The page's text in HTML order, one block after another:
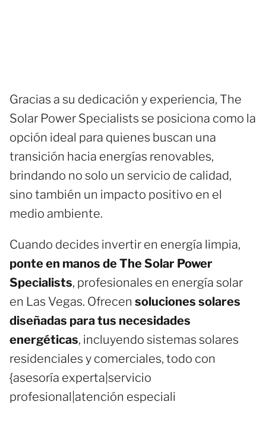
Gracias a su dedicación y experiencia, The
Solar Power Specialists se posiciona como la
opción ideal para quienes buscan una
transición hacia energías renovables,
brindando no solo un servicio de calidad,
sino también un impacto positivo en el
medio ambiente.
Cuando decides invertir en energía limpia,
ponte en manos de The Solar Power
Specialists, profesionales en energía solar
en Las Vegas. Ofrecen soluciones solares
diseñadas para tus necesidades
energéticas, incluyendo sistemas solares
residenciales y comerciales, todo con
{asesoría experta|servicio
profesional|atención especiali